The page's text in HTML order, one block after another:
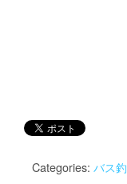
Categories: バス